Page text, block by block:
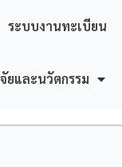
ระบบงานทะเบียน
ยและนวัตกรรม